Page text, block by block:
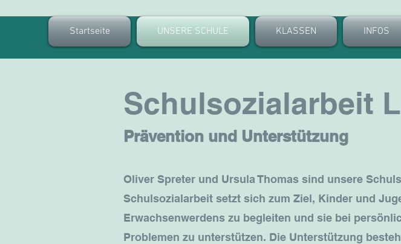
Startseite UNSERE SCHULE KLASSEN INFOS
Schulsozialarbeit
Prävention und Unterstützung
Oliver Spreter und Ursula Thomas sind unsere
Schulsozialarbeit setzt sich zum Ziel, Kinder und
Erwachsenwerdens zu begleiten und sie bei
Problemen zu unterstützen. Die Unterstützung